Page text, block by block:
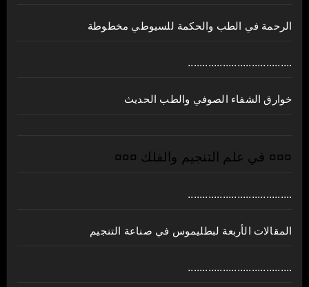
الرحمة في الطب والحكمة للسيوطي مخطوطة
....................................
خوارق الشفاء الصوفي والطب الحديث
¤¤¤ في علم التنجيم والفلك ¤¤¤
....................................
المقالات الأربعة لبطليموس في صناعة التنجيم
....................................